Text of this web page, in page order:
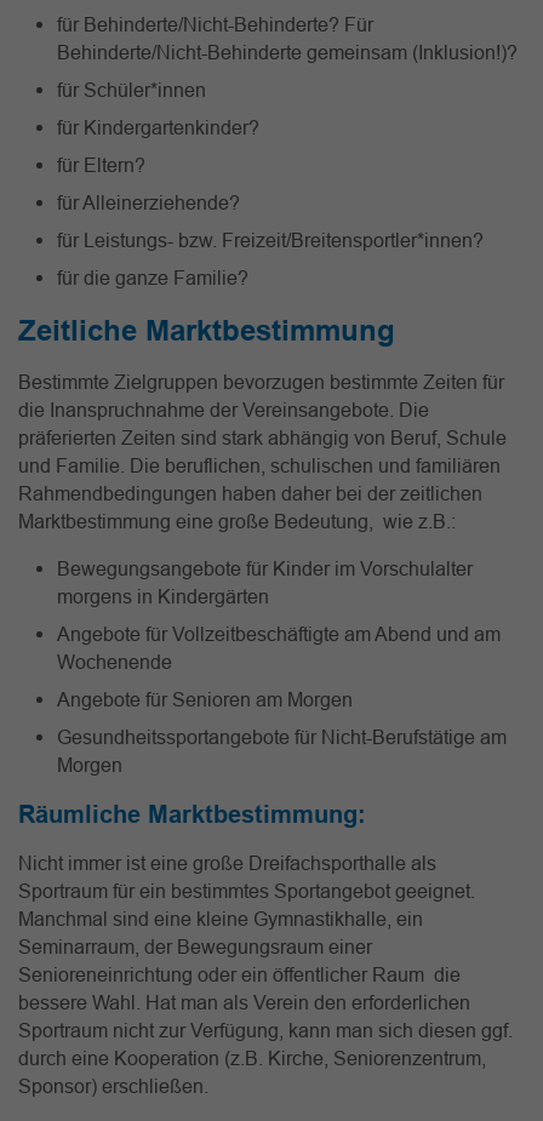
für Behinderte/Nicht-Behinderte? Für
Behinderte/Nicht-Behinderte gemeinsam (Inklusion!)?
für Schüler*innen
für Kindergartenkinder?
für Eltern?
für Alleinerziehende?
für Leistungs- bzw. Freizeit/Breitensportler*innen?
für die ganze Familie?
Zeitliche Marktbestimmung
Bestimmte Zielgruppen bevorzugen bestimmte Zeiten für
die Inanspruchnahme der Vereinsangebote. Die
präferierten Zeiten sind stark abhängig von Beruf, Schule
und Familie. Die beruflichen, schulischen und familiären
Rahmendbedingungen haben daher bei der zeitlichen
Marktbestimmung eine große Bedeutung, wie z.B.:
Bewegungsangebote für Kinder im Vorschulalter
morgens in Kindergärten
Angebote für Vollzeitbeschäftigte am Abend und am
Wochenende
Angebote für Senioren am Morgen
Gesundheitssportangebote für Nicht-Berufstätige am
Morgen
Räumliche Marktbestimmung:
Nicht immer ist eine große Dreifachsporthalle als
Sportraum für ein bestimmtes Sportangebot geeignet.
Manchmal sind eine kleine Gymnastikhalle, ein
Seminarraum, der Bewegungsraum einer
Senioreneinrichtung oder ein öffentlicher Raum die
bessere Wahl. Hat man als Verein den erforderlichen
Sportraum nicht zur Verfügung, kann man sich diesen ggf.
durch eine Kooperation (z.B. Kirche, Seniorenzentrum,
Sponsor) erschließen.